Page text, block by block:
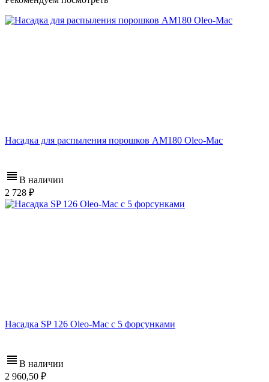
Насадка для распыления порошков AM180 Oleo-Mac
В наличии
2 728
Насадка SP 126 Oleo-Mac с 5 форсунками
В наличии
2 960,50